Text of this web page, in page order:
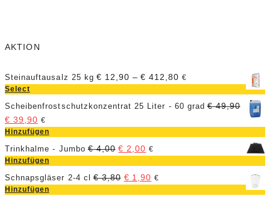
AKTION
Steinauftausalz 25 kg € 12,90 –€ 412,80 €
Select
Scheibenfrostschutzkonzentrat 25 Liter - 60 grad €49,90
€ 39,90 €
Hinzufügen
Trinkhalme - Jumbo €4,00 € 2,00 €
Hinzufügen
Schnapsgläser 2-4 cl €3,80 € 1,90 €
Hinzufügen